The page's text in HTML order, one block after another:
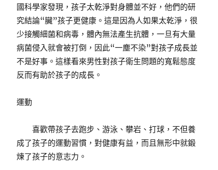
國科學家發現，孩子太乾淨對身體並不好，他們的研
究結論“臟”孩子更健康。這是因為人如果太乾淨，很
少接觸細菌和病毒，體內無法產生抗體，一旦有大量
病菌侵入就會被打倒，因此“一塵不染”對孩子成長並
不是好事。這樣看來男性對孩子衛生問題的寬鬆態度
反而有助於孩子的成長。
運動
喜歡帶孩子去跑步、游泳、攀岩、打球，不但養
成了孩子的運動習慣，對健康有益，而且無形中就鍛
煉了孩子的意志力。